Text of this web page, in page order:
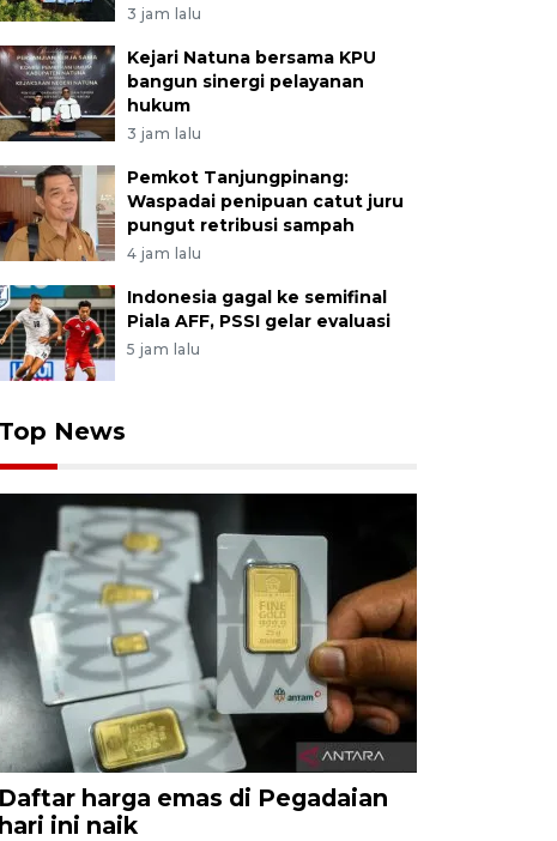
3 jam lalu
Kejari Natuna bersama KPU
bangun sinergi pelayanan
hukum
3 jam lalu
Pemkot Tanjungpinang:
Waspadai penipuan catut juru
pungut retribusi sampah
4 jam lalu
Indonesia gagal ke semifinal
Piala AFF, PSSI gelar evaluasi
5 jam lalu
Top News
Daftar harga emas di Pegadaian
hari ini naik